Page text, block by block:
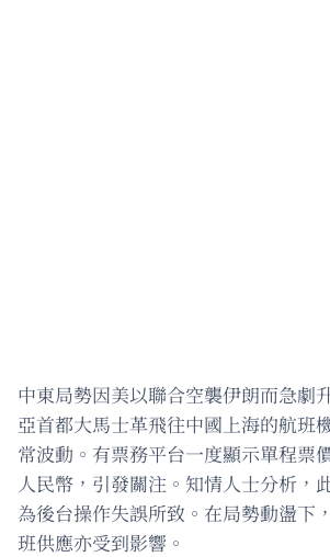
中東局勢因美以聯合空襲伊朗而急劇
亞首都大馬士革飛往中國上海的航班
常波動。有票務平台一度顯示單程票
人民幣，引發關注。知情人士分析，
為後台操作失誤所致。在局勢動盪下
班供應亦受到影響。